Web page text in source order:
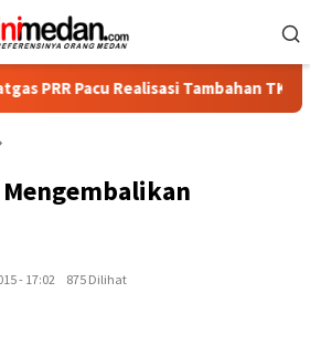
Realisasi Tambahan TKD Aceh
Mengembalikan
- 17:02
875 Dilihat